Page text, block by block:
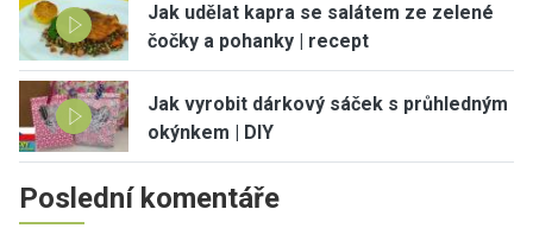
Jak udělat kapra se salátem ze zelené
čočky a pohanky | recept
Jak vyrobit dárkový sáček s průhledným
okýnkem | DIY
Poslední komentáře